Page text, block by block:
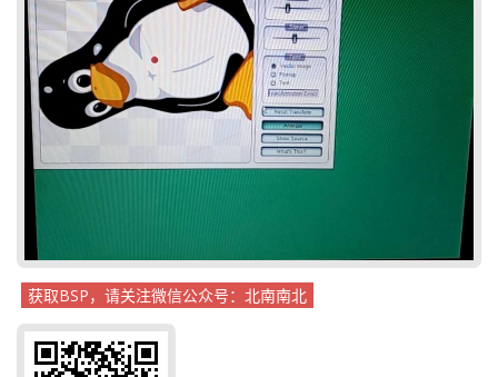
获取BSP，请关注微信公众号：北南南北